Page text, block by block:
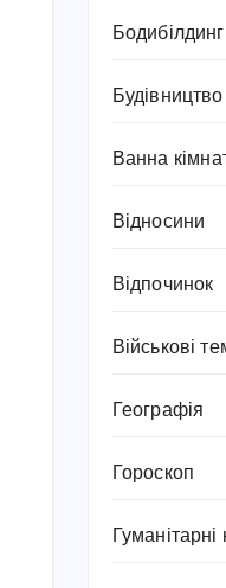
Бодибілдинг
Ванна
Відносини
Відпочинок
Військові
Географія
Гороскоп
Гуманітарні